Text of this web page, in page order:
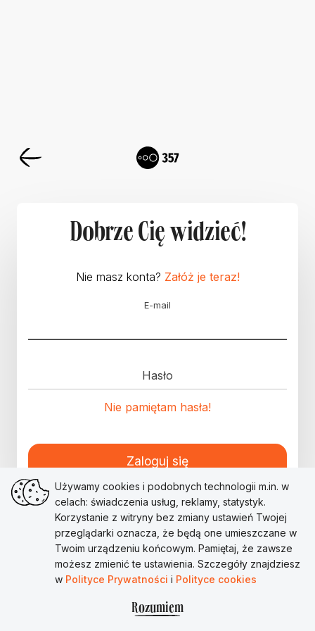
Dobrze Cię widzieć!
Nie masz konta? Załóż je teraz!
E-mail
Hasło
Nie pamiętam hasła!
Zaloguj się
Używamy cookies i podobnych technologii m.in. w
celach: świadczenia usług, reklamy, statystyk.
Korzystanie z witryny bez zmiany ustawień Twojej
przeglądarki oznacza, że będą one umieszczane w
Twoim urządzeniu końcowym. Pamiętaj, że zawsze
możesz zmienić te ustawienia. Szczegóły znajdziesz
w Polityce Prywatności i Polityce cookies
Rozumiem